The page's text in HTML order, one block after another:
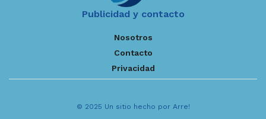
Publicidad y contacto
Nosotros
Contacto
Privacidad
© 2025 Un sitio hecho por Arre!